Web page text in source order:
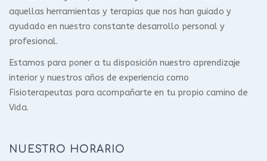
aquellas herramientas y terapias que nos han guiado y
ayudado en nuestro constante desarrollo personal y
profesional.
Estamos para poner a tu disposición nuestro aprendizaje
interior y nuestros años de experiencia como
Fisioterapeutas para acompañarte en tu propio camino de
Vida.
NUESTRO HORARIO